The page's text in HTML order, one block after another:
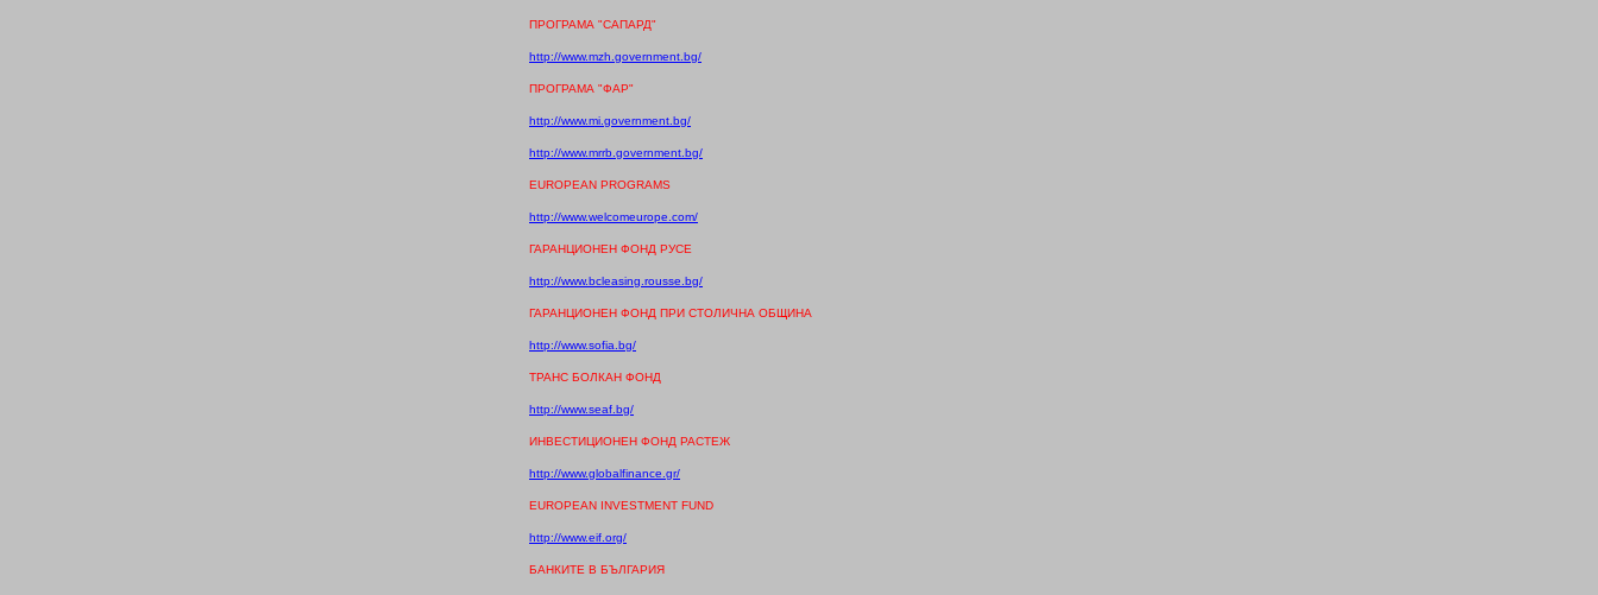
ПРОГРАМА "САПАРД"
http://www.mzh .government.bg/
ПРОГРАМА "ФАР"
http://www.mi.government.bg/
http://www.mrrb.government.bg/
EUROPEAN PROGRAMS
http://www.welcomeurope.com/
ГАРАНЦИОНЕН ФОНД РУСЕ
http://www.bcleasing.rousse.bg/
ГАРАНЦИОНЕН ФОНД ПРИ СТОЛИЧНА ОБЩИНА
http://www.sofia.bg/
ТРАНС БОЛКАН ФОНД
http://www.seaf.bg/
ИНВЕСТИЦИОНЕН ФОНД РАСТЕЖ
http://www.globalfinance.gr/
EUROPEAN INVESTMENT FUND
http://www.eif.org/
БАНКИТЕ В БЪЛГАРИЯ